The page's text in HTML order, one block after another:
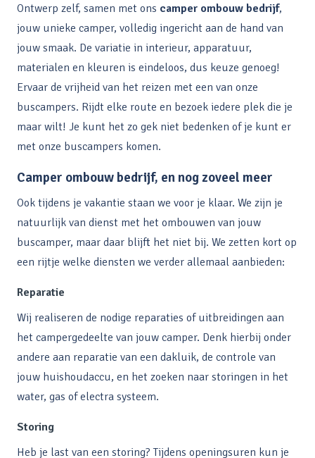
Ontwerp zelf, samen met ons camper ombouw bedrijf,
jouw unieke camper, volledig ingericht aan de hand van
jouw smaak. De variatie in interieur, apparatuur,
materialen en kleuren is eindeloos, dus keuze genoeg!
Ervaar de vrijheid van het reizen met een van onze
buscampers. Rijdt elke route en bezoek iedere plek die je
maar wilt! Je kunt het zo gek niet bedenken of je kunt er
met onze buscampers komen.
Camper ombouw bedrijf, en nog zoveel meer
Ook tijdens je vakantie staan we voor je klaar. We zijn je
natuurlijk van dienst met het ombouwen van jouw
buscamper, maar daar blijft het niet bij. We zetten kort op
een rijtje welke diensten we verder allemaal aanbieden:
Reparatie
Wij realiseren de nodige reparaties of uitbreidingen aan
het campergedeelte van jouw camper. Denk hierbij onder
andere aan reparatie van een dakluik, de controle van
jouw huishoudaccu, en het zoeken naar storingen in het
water, gas of electra systeem.
Storing
Heb je last van een storing? Tijdens openingsuren kun je